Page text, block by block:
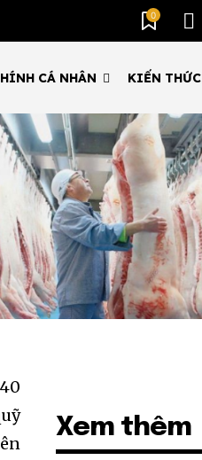
0
CÁ NHÂN KIẾN THỨC
Xem thêm